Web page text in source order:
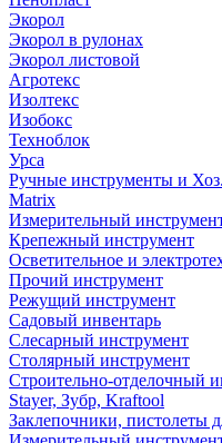
Экорол
Экорол в рулонах
Экорол листовой
Агротекс
Изолтекс
Изобокс
Техноблок
Урса
Ручные инструменты и
Matrix
Измерительный
Крепежный инструмент
Осветительное и
Прочий инструмент
Режущий инструмент
Садовый инвентарь
Слесарный инструмент
Столярный инструмент
Строительно-отделочный
Stayer, Зубр, Kraftool
Заклепочники, пистолеты